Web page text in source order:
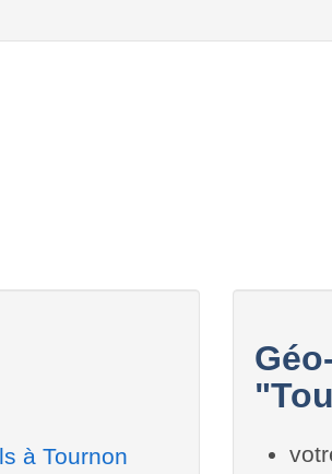
à Tournon